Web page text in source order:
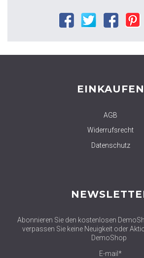
FacebookTwitter Google
EINKAUFEN
AGB
Widerrufsrecht
Datenschutz
Abonnieren Sie den kostenlosen
verpassen Sie keine Neuigkeit oder
DemoShop
E-mail*